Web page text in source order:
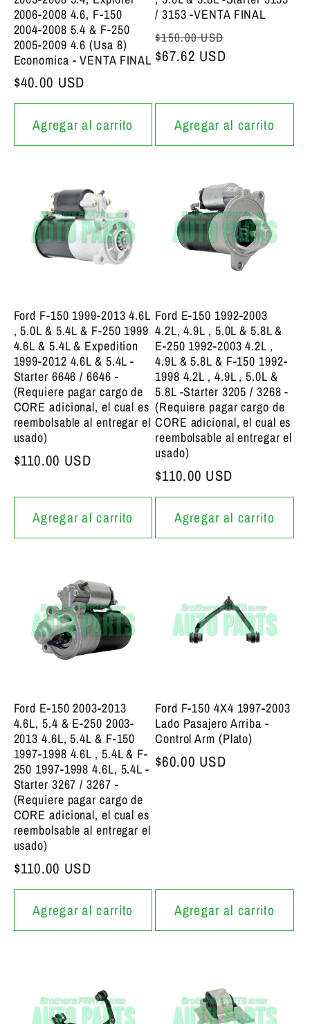
2006-2008 4.6, F-150
2004-2008 5.4 & F-250
2005-2009 4.6 (Usa 8)
Economica - VENTA FINAL
Precio bajo de siempre
$40.00 USD
Agregar al carrito
/ 3153 -VENTA FINAL
Precio bajo de siempre
$150.00 USD
$67.62 USD
Agregar al carrito
Ford F-150 1999-2013 4.6L
, 5.0L & 5.4L & F-250 1999
4.6L & 5.4L & Expedition
1999-2012 4.6L & 5.4L -
Starter 6646 / 6646 -
(Requiere pagar cargo de
CORE adicional, el cual es
reembolsable al entregar el
usado)
Precio bajo de siempre
$110.00 USD
Agregar al carrito
Ford E-150 1992-2003
4.2L, 4.9L , 5.0L & 5.8L &
E-250 1992-2003 4.2L ,
4.9L & 5.8L & F-150 1992-
1998 4.2L , 4.9L , 5.0L &
5.8L -Starter 3205 / 3268 -
(Requiere pagar cargo de
CORE adicional, el cual es
reembolsable al entregar el
usado)
Precio bajo de siempre
$110.00 USD
Agregar al carrito
Ford E-150 2003-2013
4.6L, 5.4 & E-250 2003-
2013 4.6L, 5.4L & F-150
1997-1998 4.6L , 5.4L & F-
250 1997-1998 4.6L, 5.4L -
Starter 3267 / 3267 -
(Requiere pagar cargo de
CORE adicional, el cual es
reembolsable al entregar el
usado)
Precio bajo de siempre
$110.00 USD
Agregar al carrito
Ford F-150 4X4 1997-2003
Lado Pasajero Arriba -
Control Arm (Plato)
Precio bajo de siempre
$60.00 USD
Agregar al carrito